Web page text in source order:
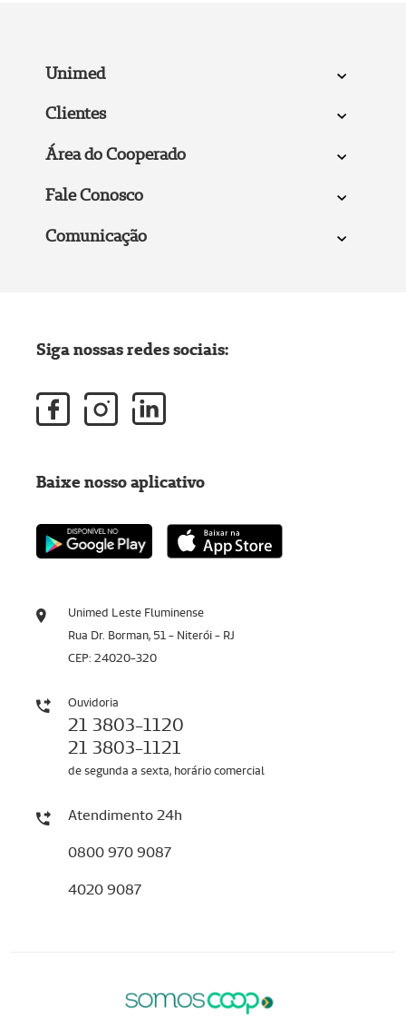
Unimed
Clientes
Área do Cooperado
Fale Conosco
Comunicação
Unimed Leste Fluminense
Rua Dr. Borman, 51 - Niterói - RJ
CEP: 24020-320
Ouvidoria
21 3803-1120
21 3803-1121
de segunda a sexta, horário comercial
Atendimento 24h
0800 970 9087
4020 9087
Siga nossas redes sociais:
Baixe nosso aplicativo